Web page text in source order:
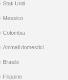
Stati Uniti
Messico
Colombia
Animali domestici
Brasile
Filippine